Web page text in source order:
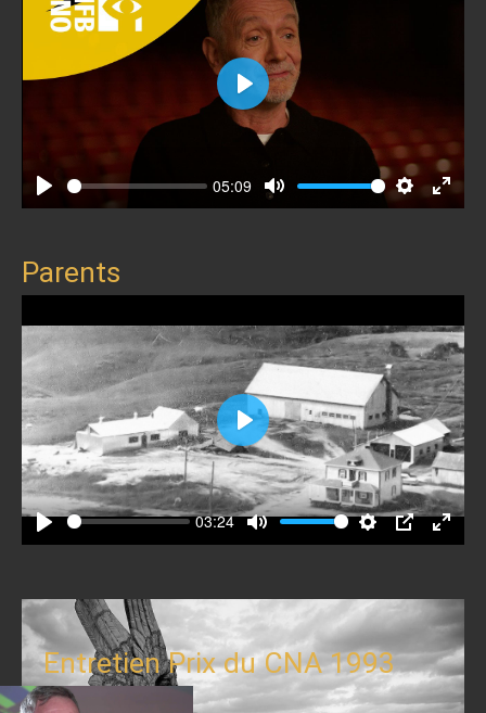
Play
05:09
Mute SettingsEnter
Play
Parents
Play
03:24
Mute SettingsPIP
Enter
Play
Entretien Prix du CNA 1993